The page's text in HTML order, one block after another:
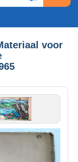
voor